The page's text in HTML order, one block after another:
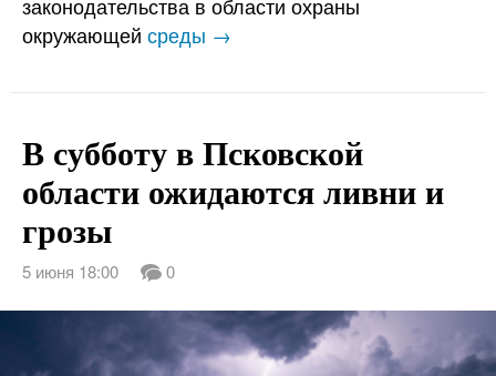
окружающей среды →
В субботу в Псковской
области ожидаются ливни и
грозы
5 июня 18:00 0